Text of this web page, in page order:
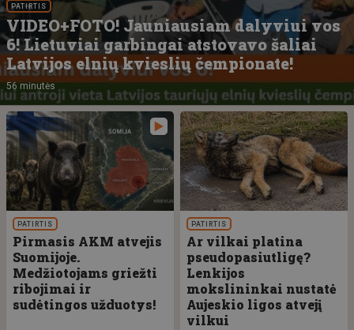
PATIRTIS
VIDEO+FOTO! Jauniausiam dalyviui vos
6! Lietuviai garbingai atstovavo šaliai
Latvijos elnių kvieslių čempionate!
56 minutės
PATIRTIS
Pirmasis AKM atvejis
Suomijoje.
Medžiotojams griežti
ribojimai ir
sudėtingos užduotys!
PATIRTIS
Ar vilkai platina
pseudopasiutligę?
Lenkijos
mokslininkai nustatė
Aujeskio ligos atvejį
vilkui